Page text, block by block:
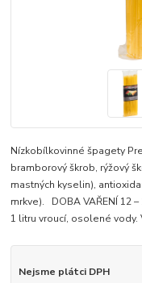
Nízkobílkovinné špagety
bramborový škrob, rýžový
mastných kyselin),
mrkve). DOBA VAŘENÍ 12
1 litru vroucí, osolené vody.
Nejsme plátci DPH